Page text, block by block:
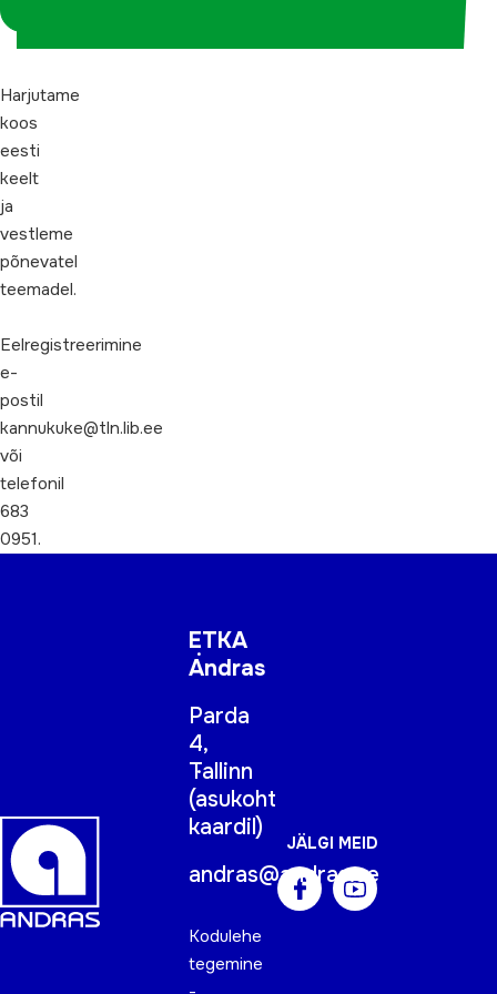
Harjutame
koos
eesti
keelt
ja
vestleme
põnevatel
teemadel.
Eelregistreerimine
e-
postil
kannukuke@tln.lib.ee
või
telefonil
683
0951.
ETKA
Andras
Parda
4,
Tallinn
(asukoht
kaardil)
andras@andras.ee
Kodulehe
tegemine
JÄLGI MEID